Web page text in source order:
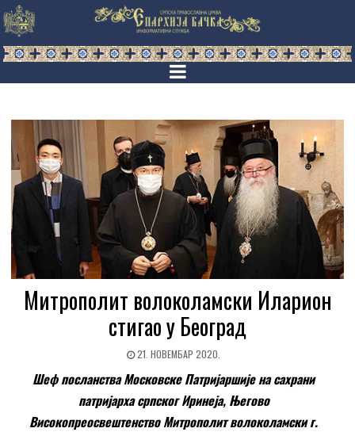
Митрополит волоколамски Иларион
стигао у Београд
21. НОВЕМБАР 2020.
Шеф посланства Московске Патријаршије на сахрани
патријарха српског Иринеја, Његово
Високопреосвештенство Митрополит волоколамски г.